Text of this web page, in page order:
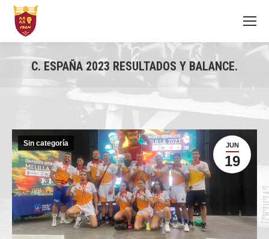
C. ESPAÑA 2023 RESULTADOS Y BALANCE.
You are here:
JUN
19
Sin categoría